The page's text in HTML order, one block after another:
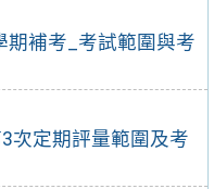
期補考_考試範圍與考
次定期評量範圍及考